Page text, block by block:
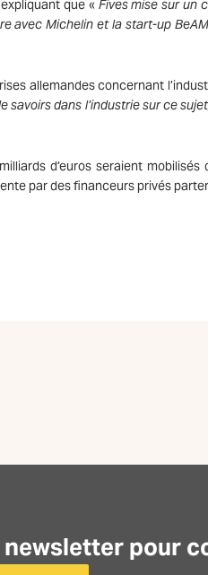
que «Fives mise sur un
avec Michelin et la start-up
allemandes concernant
savoirs dans l’industrie sur ce
d’euros seraient
par des financeurs privés
newsletter pour